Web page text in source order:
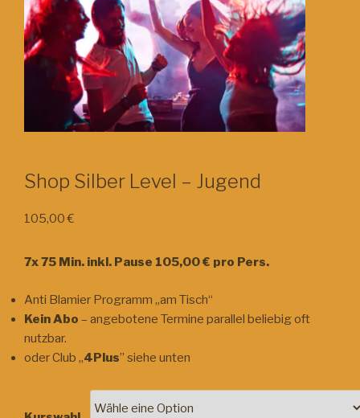
Shop Silber Level – Jugend
105,00€
7x 75 Min. inkl. Pause 105,00 € pro Pers.
Anti Blamier Programm „am Tisch“
Kein Abo – angebotene Termine parallel beliebig oft
nutzbar.
oder Club „4Plus” siehe unten